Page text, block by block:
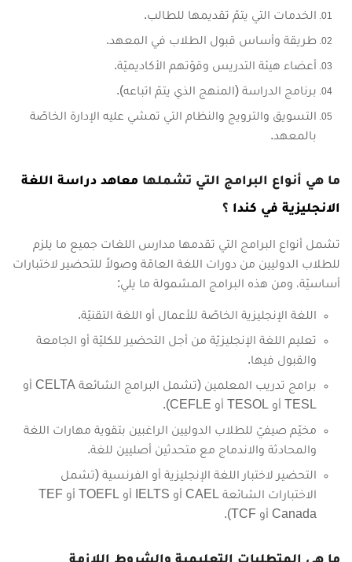
الخدمات التي يتمّ تقديمها للطالب.
طريقة وأساس قبول الطلاب في المعهد.
أعضاء هيئة التدريس وقوّتهم الأكاديميّة.
برنامج الدراسة (المنهج الذي يتمّ اتباعه).
التسويق والترويج والنظام التي تمشي عليه الإدارة الخاصّة
بالمعهد.
ما هي أنواع البرامج التي تشملها معاهد دراسة اللغة
الانجليزية في كندا ؟
تشمل أنواع البرامج التي تقدمها مدارس اللغات جميع ما يلزم
للطلاب الدوليين من دورات اللغة العامّة وصولاً للتحضير لاختبارات
أساسيّة، ومن هذه البرامج المشمولة ما يلي:
اللغة الإنجليزية الخاصّة للأعمال أو اللغة التقنيّة.
تعليم اللغة الإنجليزيّة من أجل التحضير للكليّة أو الجامعة
والقبول فيها.
برامج تدريب المعلمين (تشمل البرامج الشائعة CELTA أو
TESL أو TESOL أو CEFLE).
مخيّم صيفيّ للطلاب الدوليين الراغبين بتقوية مهارات اللغة
والمحادثة والاندماج مع متحدثين أصليين للغة.
التحضير لاختبار اللغة الإنجليزية أو الفرنسية (تشمل
الاختبارات الشائعة CAEL أو IELTS أو TOEFL أو TEF
Canada أو TCF).
ما هي المتطلبات التعليمية والشروط اللازمة